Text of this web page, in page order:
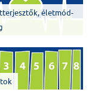
életmód-